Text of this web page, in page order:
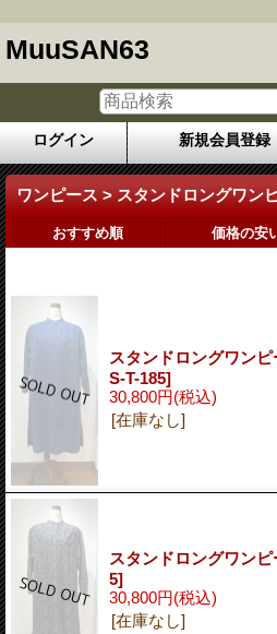
MuuSAN63
ログイン 新規会員登録
ワンピース > スタンドロングワン
おすすめ順 価格の安
スタンドロングワン
S-T-185]
30,800円(税込)
[在庫なし]
スタンドロングワン
5]
30,800円(税込)
[在庫なし]